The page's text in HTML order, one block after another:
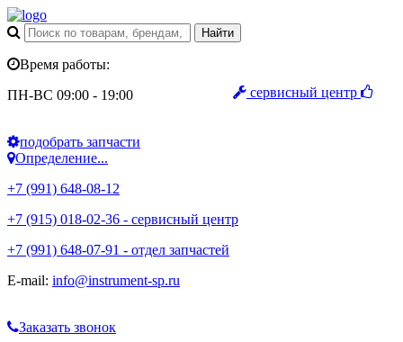
сервисный центр
Время работы:
ПН-ВС 09:00 - 19:00
подобрать запчасти
Определение...
+7 (991) 648-08-12
+7 (915) 018-02-36 - сервисный центр
+7 (991) 648-07-91 - отдел запчастей
E-mail: info@instrument-sp.ru
Заказать звонок